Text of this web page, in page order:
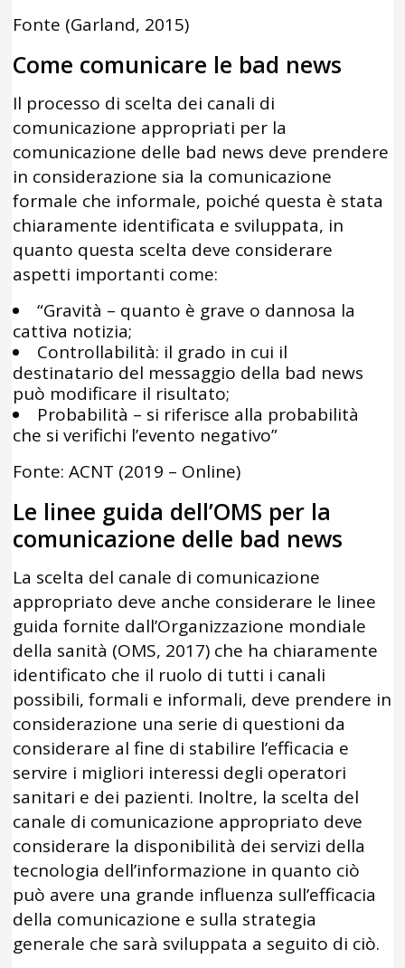
Fonte (Garland, 2015)
Come comunicare le bad news
Il processo di scelta dei canali di
comunicazione appropriati per la
comunicazione delle bad news deve prendere
in considerazione sia la comunicazione
formale che informale, poiché questa è stata
chiaramente identificata e sviluppata, in
quanto questa scelta deve considerare
aspetti importanti come:
“Gravità – quanto è grave o dannosa la
cattiva notizia;
Controllabilità: il grado in cui il
destinatario del messaggio della bad news
può modificare il risultato;
Probabilità – si riferisce alla probabilità
che si verifichi l’evento negativo”
Fonte: ACNT (2019 – Online)
Le linee guida dell’OMS per la
comunicazione delle bad news
La scelta del canale di comunicazione
appropriato deve anche considerare le linee
guida fornite dall’Organizzazione mondiale
della sanità (OMS, 2017) che ha chiaramente
identificato che il ruolo di tutti i canali
possibili, formali e informali, deve prendere in
considerazione una serie di questioni da
considerare al fine di stabilire l’efficacia e
servire i migliori interessi degli operatori
sanitari e dei pazienti. Inoltre, la scelta del
canale di comunicazione appropriato deve
considerare la disponibilità dei servizi della
tecnologia dell’informazione in quanto ciò
può avere una grande influenza sull’efficacia
della comunicazione e sulla strategia
generale che sarà sviluppata a seguito di ciò.